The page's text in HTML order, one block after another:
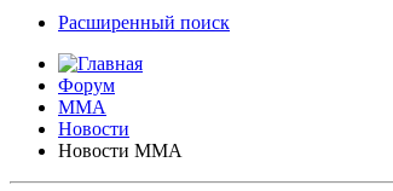
Расширенный поиск
Форум
ММА
Новости
Новости ММА